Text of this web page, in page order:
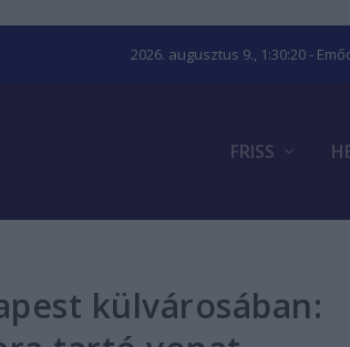
2026. augusztus 9., 1:30:20-
FRISS
külvárosában: